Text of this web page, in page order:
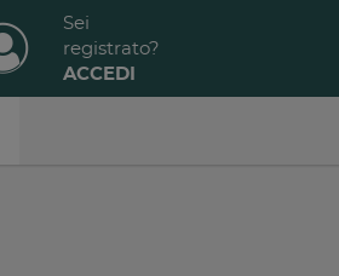
Sei
registrato?
ACCEDI